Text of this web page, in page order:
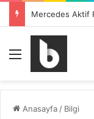
Mercedes Aktif
Menü
Anasayfa / Bilgi